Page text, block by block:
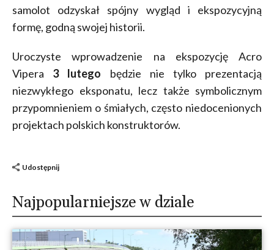
samolot odzyskał spójny wygląd i ekspozycyjną
formę, godną swojej historii.
Uroczyste wprowadzenie na ekspozycję Acro
Vipera 3 lutego będzie nie tylko prezentacją
niezwykłego eksponatu, lecz także symbolicznym
przypomnieniem o śmiałych, często niedocenionych
projektach polskich konstruktorów.
Udostępnij
Najpopularniejsze w dziale